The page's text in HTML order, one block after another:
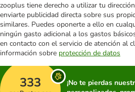
zooplus tiene derecho a utilizar tu
enviarte publicidad directa sobre sus
similares. Puedes oponerte a ello en
ningún gasto adicional a los gastos
en contacto con el servicio de atención al
información sobre protección de datos
333
¡No te pierdas